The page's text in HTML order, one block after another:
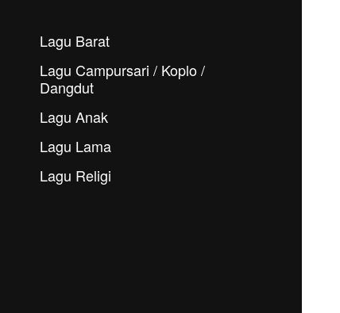
Lagu Barat
Lagu Campursari / Koplo /
Dangdut
Lagu Anak
Lagu Lama
Lagu Religi